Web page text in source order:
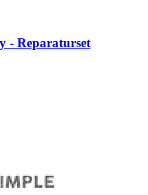
- Reparaturset